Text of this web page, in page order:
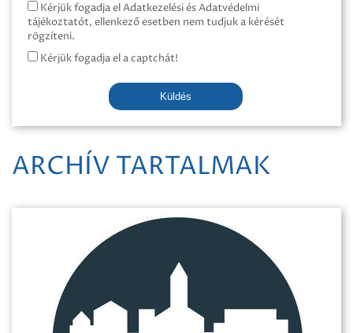
Kérjük fogadja el Adatkezelési és Adatvédelmi
tájékoztatót, ellenkező esetben nem tudjuk a kérését
rögzíteni.
Kérjük fogadja el a captchát!
Küldés
ARCHÍV TARTALMAK